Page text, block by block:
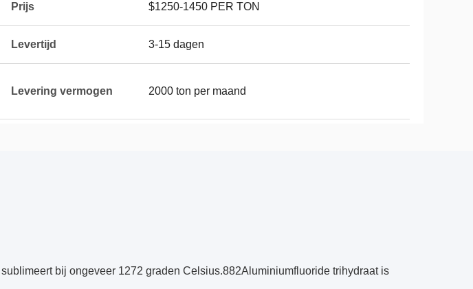
Prijs $1250-1450 PER TON
Levertijd 3-15 dagen
Levering vermogen 2000 ton per maand
bij ongeveer 1272 graden Celsius.882Aluminiumfluoride trihydraat is